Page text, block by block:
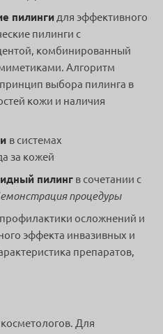
пилинги для эффективного
пилинги с
комбинированный
Алгоритм
выбора пилинга в
кожи и наличия
в системах
за кожей
пилинг в сочетании с
процедуры
осложнений и
эффекта инвазивных и
препаратов,
Для